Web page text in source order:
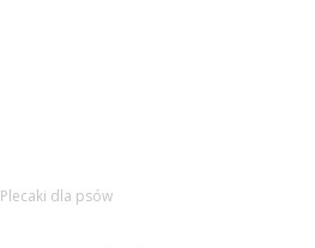
Plecaki dla psów